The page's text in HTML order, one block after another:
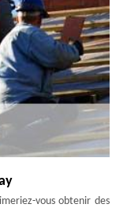
vous obtenir des